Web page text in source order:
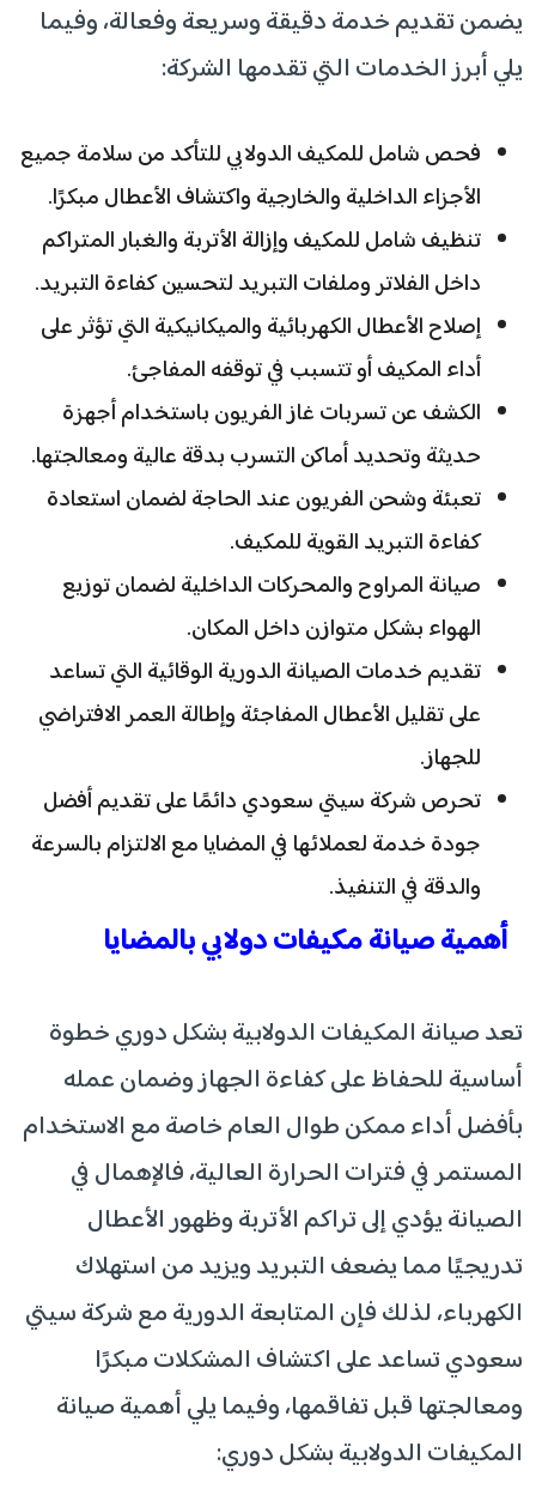
يضمن تقديم خدمة دقيقة وسريعة وفعالة، وفيما
يلي أبرز الخدمات التي تقدمها الشركة:
فحص شامل للمكيف الدولابي للتأكد من سلامة جميع
الأجزاء الداخلية والخارجية واكتشاف الأعطال مبكرًا.
تنظيف شامل للمكيف وإزالة الأتربة والغبار المتراكم
داخل الفلاتر وملفات التبريد لتحسين كفاءة التبريد.
إصلاح الأعطال الكهربائية والميكانيكية التي تؤثر على
أداء المكيف أو تتسبب في توقفه المفاجئ.
الكشف عن تسربات غاز الفريون باستخدام أجهزة
حديثة وتحديد أماكن التسرب بدقة عالية ومعالجتها.
تعبئة وشحن الفريون عند الحاجة لضمان استعادة
كفاءة التبريد القوية للمكيف.
صيانة المراوح والمحركات الداخلية لضمان توزيع
الهواء بشكل متوازن داخل المكان.
تقديم خدمات الصيانة الدورية الوقائية التي تساعد
على تقليل الأعطال المفاجئة وإطالة العمر الافتراضي
للجهاز.
تحرص شركة سيتي سعودي دائمًا على تقديم أفضل
جودة خدمة لعملائها في المضايا مع الالتزام بالسرعة
والدقة في التنفيذ.
أهمية صيانة مكيفات دولابي بالمضايا
تعد صيانة المكيفات الدولابية بشكل دوري خطوة
أساسية للحفاظ على كفاءة الجهاز وضمان عمله
بأفضل أداء ممكن طوال العام خاصة مع الاستخدام
المستمر في فترات الحرارة العالية، فالإهمال في
الصيانة يؤدي إلى تراكم الأتربة وظهور الأعطال
تدريجيًا مما يضعف التبريد ويزيد من استهلاك
الكهرباء، لذلك فإن المتابعة الدورية مع شركة سيتي
سعودي تساعد على اكتشاف المشكلات مبكرًا
ومعالجتها قبل تفاقمها، وفيما يلي أهمية صيانة
المكيفات الدولابية بشكل دوري: